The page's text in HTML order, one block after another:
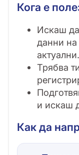
Кога е
Искаш
данни
актуални.
Трябва
и искаш
Как да